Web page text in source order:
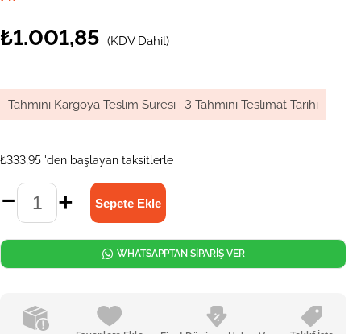
₺1.001,85 (KDV Dahil)
Tahmini Kargoya Teslim Süresi : 3 Tahmini Teslimat Tarihi
₺333,95 'den başlayan taksitlerle
WHATSAPPTAN SİPARİŞ VER